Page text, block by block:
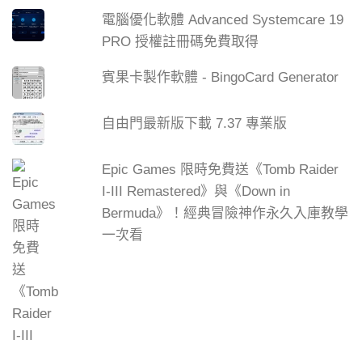
電腦優化軟體 Advanced Systemcare 19
PRO 授權註冊碼免費取得
賓果卡製作軟體 - BingoCard Generator
自由門最新版下載 7.37 專業版
Epic Games 限時免費送《Tomb Raider
I-III Remastered》與《Down in
Bermuda》！經典冒險神作永久入庫教學
一次看